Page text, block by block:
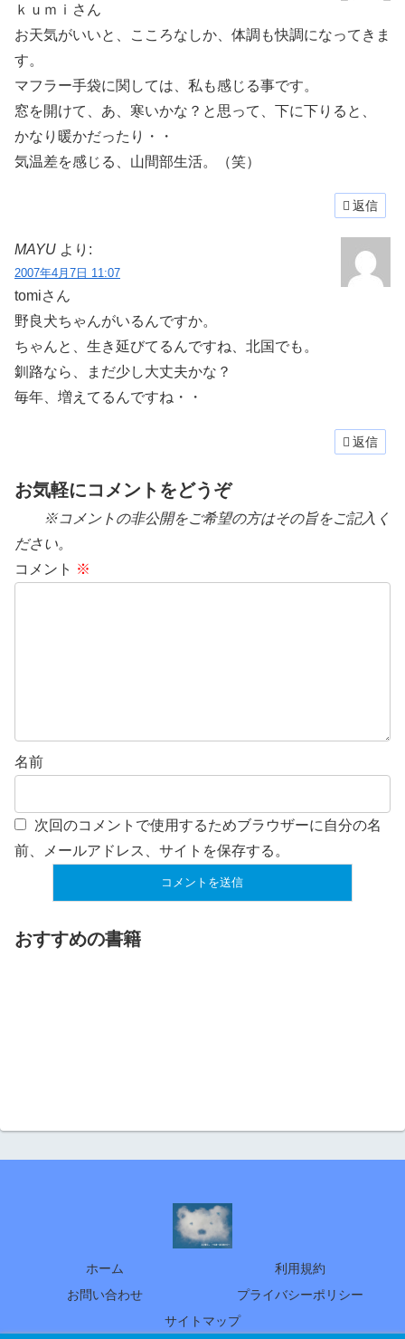
ｋｕｍｉさん
お天気がいいと、こころなしか、体調も快調になってきま
す。
マフラー手袋に関しては、私も感じる事です。
窓を開けて、あ、寒いかな？と思って、下に下りると、
かなり暖かだったり・・
気温差を感じる、山間部生活。（笑）
返信
MAYU より:
2007年4月7日 11:07
tomiさん
野良犬ちゃんがいるんですか。
ちゃんと、生き延びてるんですね、北国でも。
釧路なら、まだ少し大丈夫かな？
毎年、増えてるんですね・・
返信
お気軽にコメントをどうぞ
※コメントの非公開をご希望の方はその旨をご記入く
ださい。
コメント ※
名前
次回のコメントで使用するためブラウザーに自分の名
前、メールアドレス、サイトを保存する。
おすすめの書籍
ホーム
利用規約
お問い合わせ
プライバシーポリシー
サイトマップ